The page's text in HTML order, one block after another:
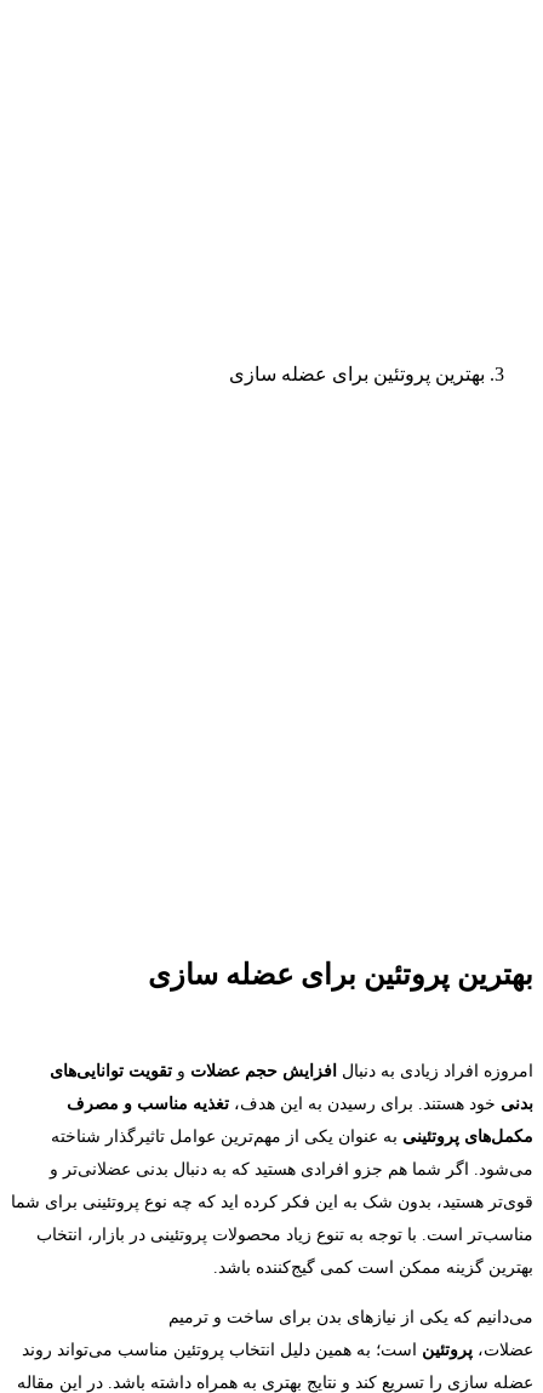
بهترین پروتئین برای عضله سازی
بهترین پروتئین برای عضله سازی
امروزه افراد زیادی به دنبال افزایش حجم عضلات و تقویت توانایی‌های
بدنی خود هستند. برای رسیدن به این هدف، تغذیه مناسب و مصرف
مکمل‌های پروتئینی به عنوان یکی از مهم‌ترین عوامل تاثیر‌گذار شناخته
می‌شود. اگر شما هم جزو افرادی هستید که به دنبال بدنی عضلانی‌تر و
قوی‌تر هستید، بدون شک به این فکر کرده اید که چه نوع پروتئینی برای شما
مناسب‌تر است. با توجه به تنوع زیاد محصولات پروتئینی در بازار، انتخاب
بهترین گزینه ممکن است کمی گیج‌کننده باشد.
می‌دانیم که یکی از نیاز‌های بدن برای ساخت و ترمیم
عضلات، پروتئین است؛ به همین دلیل انتخاب پروتئین مناسب می‌تواند روند
عضله‌ سازی را تسریع کند و نتایج بهتری به همراه داشته باشد. در این مقاله